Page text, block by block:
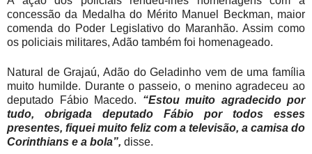
concessão da Medalha do Mérito Manuel Beckman, maior
comenda do Poder Legislativo do Maranhão. Assim como
os policiais militares, Adão também foi homenageado.
Natural de Grajaú, Adão do Geladinho vem de uma família
muito humilde. Durante o passeio, o menino agradeceu ao
deputado Fábio Macedo. “Estou muito agradecido por
tudo, obrigada deputado Fábio por todos esses
presentes, fiquei muito feliz com a televisão, a camisa do
Corinthians e a bola”, disse.